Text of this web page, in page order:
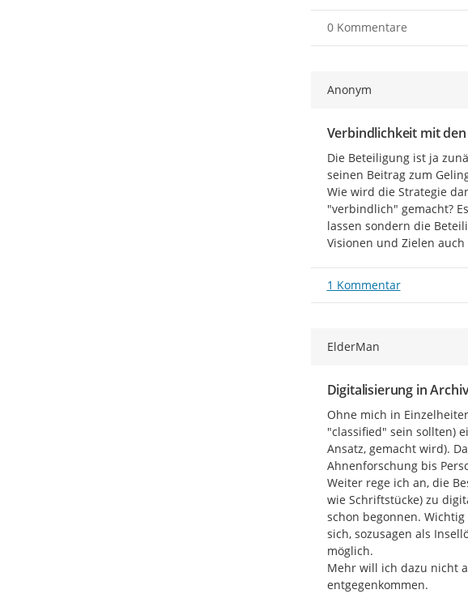
0 Kommentare
Anonym
Verbindlichkeit mit
Die Beteiligung ist ja
seinen Beitrag zum
Wie wird die Strategie
"verbindlich" gemacht?
lassen sondern die
Visionen und Zielen
1 Kommentar
ElderMan
Digitalisierung in
Ohne mich in
"classified" sein sollten)
Ansatz, gemacht wird).
Ahnenforschung bis
Weiter rege ich an, die
wie Schriftstücke) zu
schon begonnen.
sich, sozusagen als
möglich.
Mehr will ich dazu nicht
entgegenkommen.